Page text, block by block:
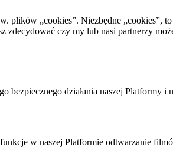
„cookies”. Niezbędne „cookies”,
zdecydować czy my lub nasi partnerzy
bezpiecznego działania naszej Platformy
w naszej Platformie odtwarzanie